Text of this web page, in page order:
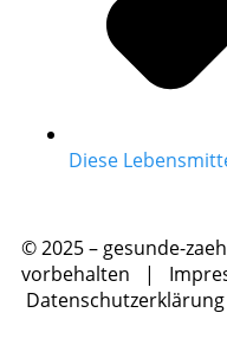
Diese
© 2025 – gesunde-
vorbehalten |
Datenschutzerklärung